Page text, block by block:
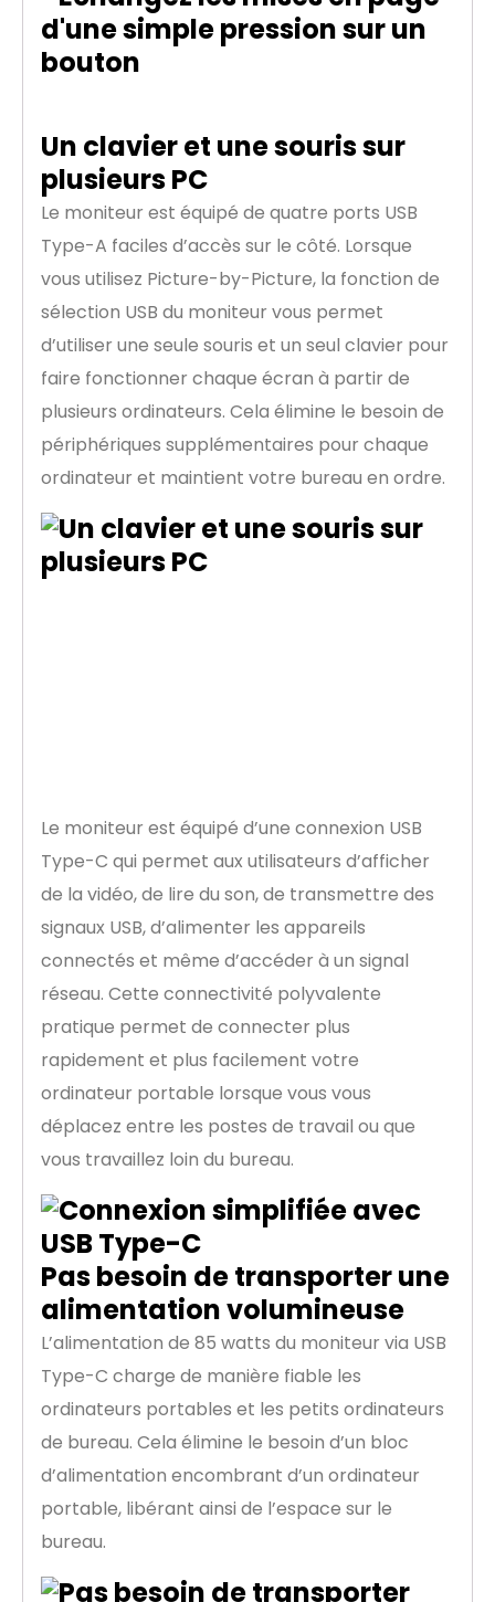
Un clavier et une souris sur
plusieurs PC
Le moniteur est équipé de quatre ports USB
Type-A faciles d’accès sur le côté. Lorsque
vous utilisez Picture-by-Picture, la fonction de
sélection USB du moniteur vous permet
d’utiliser une seule souris et un seul clavier pour
faire fonctionner chaque écran à partir de
plusieurs ordinateurs. Cela élimine le besoin de
périphériques supplémentaires pour chaque
ordinateur et maintient votre bureau en ordre.
Le moniteur est équipé d’une connexion USB
Type-C qui permet aux utilisateurs d’afficher
de la vidéo, de lire du son, de transmettre des
signaux USB, d’alimenter les appareils
connectés et même d’accéder à un signal
réseau. Cette connectivité polyvalente
pratique permet de connecter plus
rapidement et plus facilement votre
ordinateur portable lorsque vous vous
déplacez entre les postes de travail ou que
vous travaillez loin du bureau.
Pas besoin de transporter une
alimentation volumineuse
L’alimentation de 85 watts du moniteur via USB
Type-C charge de manière fiable les
ordinateurs portables et les petits ordinateurs
de bureau. Cela élimine le besoin d’un bloc
d’alimentation encombrant d’un ordinateur
portable, libérant ainsi de l’espace sur le
bureau.